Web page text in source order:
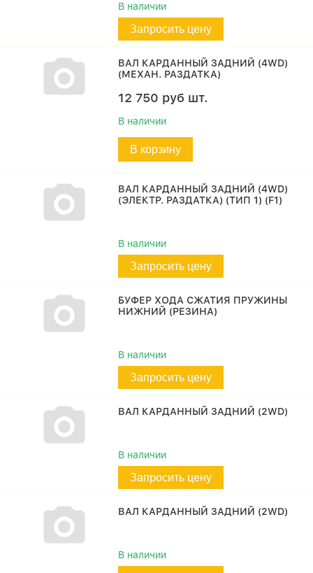
В наличии
Запросить цену
ВАЛ КАРДАННЫЙ ЗАДНИЙ (4WD)
(МЕХАН. РАЗДАТКА)
12 750 руб шт.
В наличии
В корзину
ВАЛ КАРДАННЫЙ ЗАДНИЙ (4WD)
(ЭЛЕКТР. РАЗДАТКА) (ТИП 1) (F1)
В наличии
Запросить цену
БУФЕР ХОДА СЖАТИЯ ПРУЖИНЫ
НИЖНИЙ (РЕЗИНА)
В наличии
Запросить цену
ВАЛ КАРДАННЫЙ ЗАДНИЙ (2WD)
В наличии
Запросить цену
ВАЛ КАРДАННЫЙ ЗАДНИЙ (2WD)
В наличии